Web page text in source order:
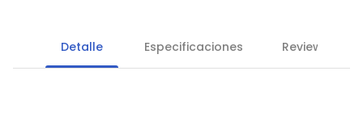
Detalle Especificaciones Reviews